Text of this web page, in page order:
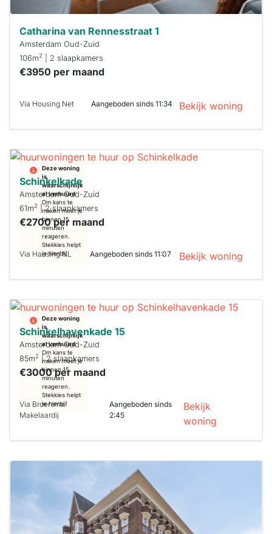
Catharina van Rennesstraat 1
Amsterdam Oud-Zuid
106m2 | 2 slaapkamers
€3950 per maand
Via Housing Net Aangeboden sinds 11:34 Bekijk woning
Deze woning
is
waarschijnlijk
al verhuurd
Om kans te
maken moet je
binnen 15
minuten
reageren.
Stekkies helpt
je hierbij!
Schinkelkade
Amsterdam Oud-Zuid
61m2 | 2 slaapkamers
€2700 per maand
Via Hausing NL Aangeboden sinds 11:07 Bekijk woning
Deze woning
is
waarschijnlijk
al verhuurd
Om kans te
maken moet je
binnen 15
minuten
reageren.
Stekkies helpt
je hierbij!
Schinkelhavenkade 15
Amsterdam Oud-Zuid
85m2 | 2 slaapkamers
€3000 per maand
Via Broersma
Makelaardij
Aangeboden sinds
2:45
Bekijk
woning
Deze woning
waarschijnlijk
al verhuurd
Om kans te
maken moet je
binnen 15